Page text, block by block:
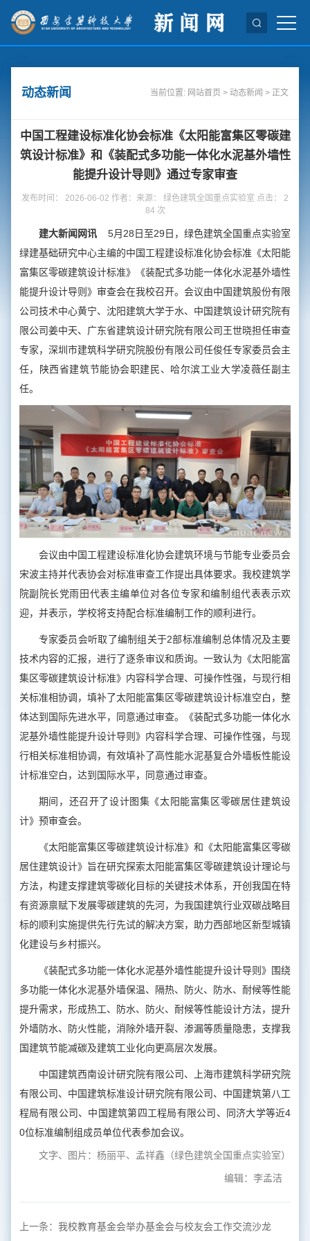
动态新闻 当前位置: 网站首页 >动态新闻 > 正文
中国工程建设标准化协会标准《太阳能富集区零碳建
筑设计标准》和《装配式多功能一体化水泥基外墙性
能提升设计导则》通过专家审查
发布时间： 2026-06-02 作者：来源： 绿色建筑全国重点实验室 点击： 2
84 次
建大新闻网讯5月28日至29日，绿色建筑全国重点实验室
绿建基础研究中心主编的中国工程建设标准化协会标准《太阳能
富集区零碳建筑设计标准》《装配式多功能一体化水泥基外墙性
能提升设计导则》审查会在我校召开。会议由中国建筑股份有限
公司技术中心黄宁、沈阳建筑大学于水、中国建筑设计研究院有
限公司姜中天、广东省建筑设计研究院有限公司王世晓担任审查
专家，深圳市建筑科学研究院股份有限公司任俊任专家委员会主
任，陕西省建筑节能协会职建民、哈尔滨工业大学凌薇任副主
任。
会议由中国工程建设标准化协会建筑环境与节能专业委员会
宋波主持并代表协会对标准审查工作提出具体要求。我校建筑学
院副院长党雨田代表主编单位对各位专家和编制组代表表示欢
迎，并表示，学校将支持配合标准编制工作的顺利进行。
专家委员会听取了编制组关于2部标准编制总体情况及主要
技术内容的汇报，进行了逐条审议和质询。一致认为《太阳能富
集区零碳建筑设计标准》内容科学合理、可操作性强，与现行相
关标准相协调，填补了太阳能富集区零碳建筑设计标准空白，整
体达到国际先进水平，同意通过审查。《装配式多功能一体化水
泥基外墙性能提升设计导则》内容科学合理、可操作性强，与现
行相关标准相协调，有效填补了高性能水泥基复合外墙板性能设
计标准空白，达到国际水平，同意通过审查。
期间，还召开了设计图集《太阳能富集区零碳居住建筑设
计》预审查会。
《太阳能富集区零碳建筑设计标准》和《太阳能富集区零碳
居住建筑设计》旨在研究探索太阳能富集区零碳建筑设计理论与
方法，构建支撑建筑零碳化目标的关键技术体系，开创我国在特
有资源禀赋下发展零碳建筑的先河，为我国建筑行业双碳战略目
标的顺利实施提供先行先试的解决方案，助力西部地区新型城镇
化建设与乡村振兴。
《装配式多功能一体化水泥基外墙性能提升设计导则》围绕
多功能一体化水泥基外墙保温、隔热、防火、防水、耐候等性能
提升需求，形成热工、防水、防火、耐候等性能设计方法，提升
外墙防水、防火性能，消除外墙开裂、渗漏等质量隐患，支撑我
国建筑节能减碳及建筑工业化向更高层次发展。
中国建筑西南设计研究院有限公司、上海市建筑科学研究院
有限公司、中国建筑标准设计研究院有限公司、中国建筑第八工
程局有限公司、中国建筑第四工程局有限公司、同济大学等近4
0位标准编制组成员单位代表参加会议。
文字、图片：杨丽平、孟祥鑫（绿色建筑全国重点实验室）
编辑：李孟洁
上一条： 我校教育基金会举办基金会与校友会工作交流沙龙